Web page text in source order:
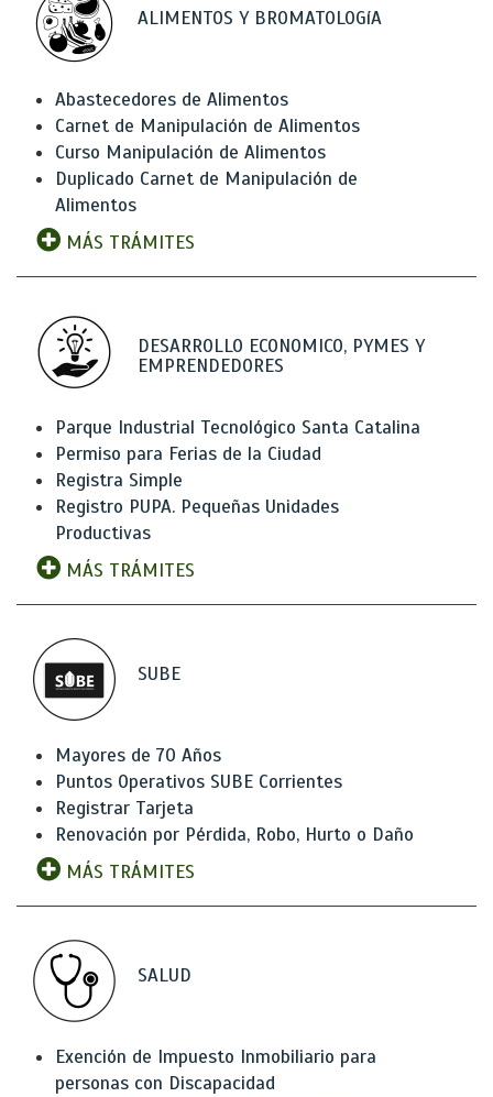
ALIMENTOS Y BROMATOLOGíA
Abastecedores de Alimentos
Carnet de Manipulación de Alimentos
Curso Manipulación de Alimentos
Duplicado Carnet de Manipulación de
Alimentos
MÁS TRÁMITES
DESARROLLO ECONOMICO, PYMES Y
EMPRENDEDORES
Parque Industrial Tecnológico Santa Catalina
Permiso para Ferias de la Ciudad
Registra Simple
Registro PUPA. Pequeñas Unidades
Productivas
MÁS TRÁMITES
SUBE
Mayores de 70 Años
Puntos Operativos SUBE Corrientes
Registrar Tarjeta
Renovación por Pérdida, Robo, Hurto o Daño
MÁS TRÁMITES
SALUD
Exención de Impuesto Inmobiliario para
personas con Discapacidad